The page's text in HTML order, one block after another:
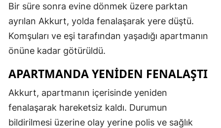
Ardahan
Karabük
Bir süre sonra evine dönmek üzere parktan
ayrılan Akkurt, yolda fenalaşarak yere düştü.
Komşuları ve eşi tarafından yaşadığı apartmanın
önüne kadar götürüldü.
APARTMANDA YENIDEN FENALAŞTI
Akkurt, apartmanın içerisinde yeniden
fenalaşarak hareketsiz kaldı. Durumun
bildirilmesi üzerine olay yerine polis ve sağlık